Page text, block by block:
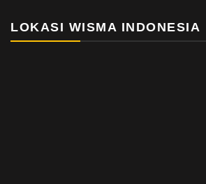
LOKASI WISMA INDONESIA